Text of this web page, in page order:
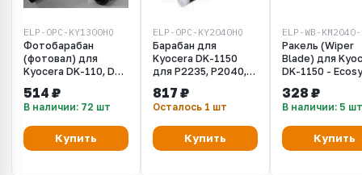
ELP-OPC-KY1300HQ
Фотобарабан
(фотовал) для
Kyocera DK-110, DK-
DK-170, DK-1150
High Quality
514 ₽
В наличии: 72 шт
Купить
ELP-OPC-KY2040HQ
Барабан для
Kyocera DK-1150
для P2235, P2040,
Quality
817 ₽
Осталось 1 шт
Купить
ELP-WB-
Ракель (Wiper
Blade) для
DK-1150 -
P2335, M2040,
M2135, M2235,
M2735, M2835
328 ₽
В наличии: 5 шт
Купить